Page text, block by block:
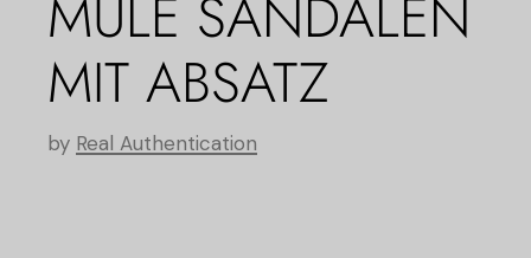
MULE SANDALEN
MIT ABSATZ
by Real Authentication